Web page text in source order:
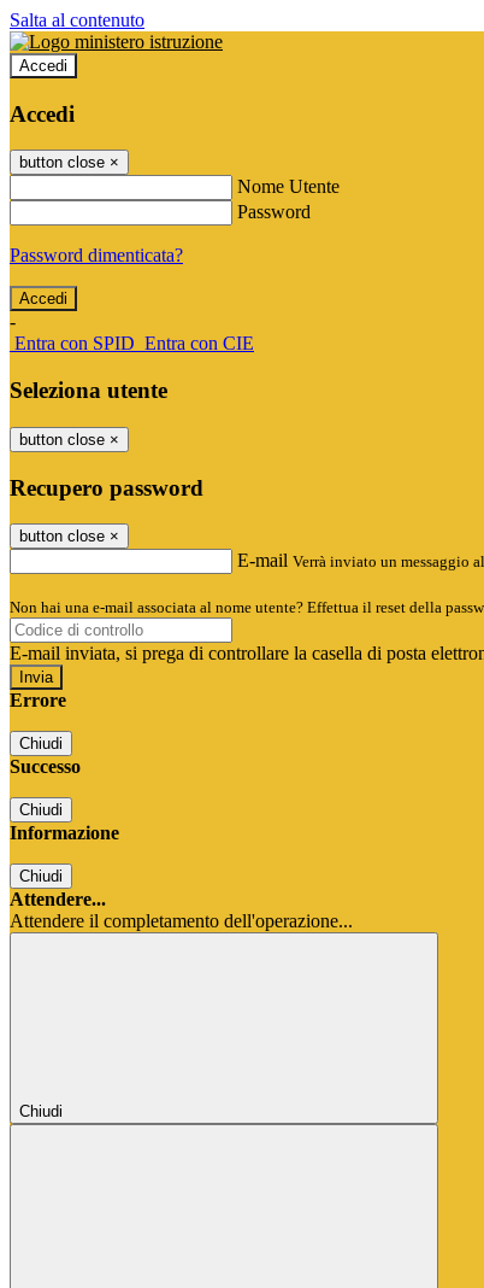
Salta al contenuto
Accedi
Accedi
button close ×
Nome Utente
Password
Password dimenticata?
-
Entra con SPID Entra con CIE
Seleziona utente
button close ×
Recupero password
button close ×
E-mail Verrà inviato un messaggio
Non hai una e-mail associata al nome utente? Effettua il reset della
E-mail inviata, si prega di controllare la casella di posta
Errore
Chiudi
Successo
Chiudi
Informazione
Chiudi
Attendere...
Attendere il completamento dell'operazione...
Chiudi